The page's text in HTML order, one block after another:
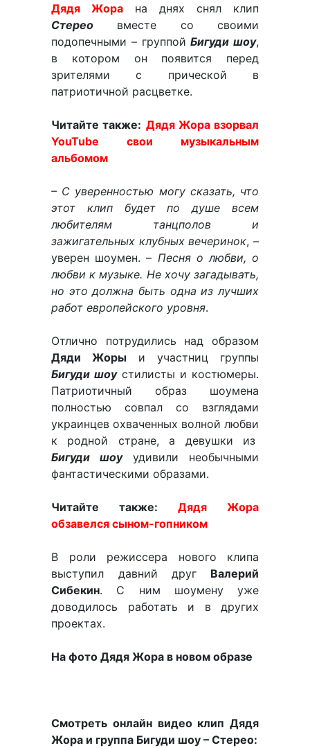
Дядя Жора на днях снял клип
Стерео вместе со своими
подопечными – группойБигуди шоу,
в котором он появится перед
зрителями с прической в
патриотичной расцветке.
Читайте также: Дядя Жора взорвал
YouTube свои музыкальным
альбомом
– С уверенностью могу сказать, что
этот клип будет по душе всем
любителям танцполов и
зажигательных клубных вечеринок, –
уверен шоумен. – Песня о любви, о
любви к музыке. Не хочу загадывать,
но это должна быть одна из лучших
работ европейского уровня.
Отлично потрудились над образом
Дяди Жоры и участниц группы
Бигуди шоустилисты и костюмеры.
Патриотичный образ шоумена
полностью совпал со взглядами
украинцев охваченных волной любви
к родной стране, а девушки из
Бигуди шоуудивили необычными
фантастическими образами.
Читайте также:
Дядя Жора
обзавелся сыном-гопником
В роли режиссера нового клипа
выступил давний друг Валерий
Сибекин. С ним шоумену уже
доводилось работать и в других
проектах.
На фото Дядя Жора в новом образе
Смотреть онлайн видео клип Дядя
Жора и группа Бигуди шоу – Стерео: